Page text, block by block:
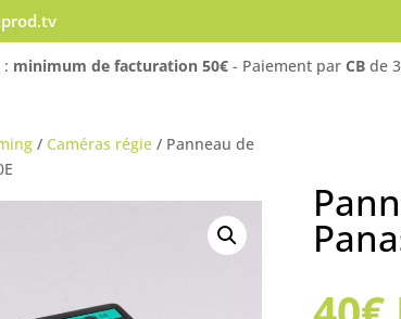
minimum de facturation 50€ - Paiement par CB de
/ Caméras régie/ Panneau de